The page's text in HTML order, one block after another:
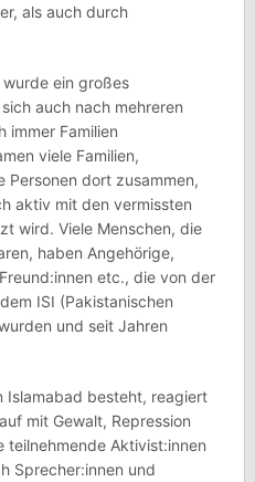
als auch durch
ein großes
auch nach mehreren
immer Familien
viele Familien,
Personen dort zusammen,
aktiv mit den vermissten
wird. Viele Menschen, die
haben Angehörige,
etc., die von der
ISI (Pakistanischen
und seit Jahren
Islamabad besteht, reagiert
mit Gewalt, Repression
teilnehmende Aktivist:innen
Sprecher:innen und